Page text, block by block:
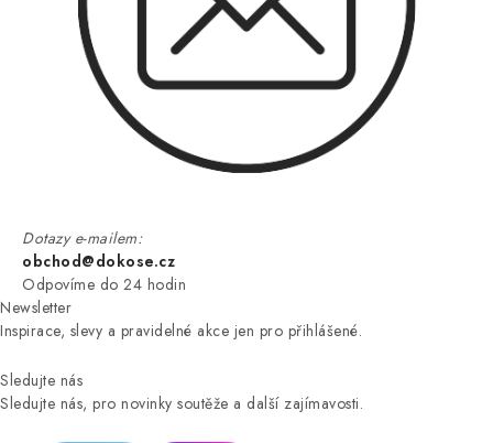
Dotazy e-mailem:
obchod@dokose.cz
Odpovíme do 24 hodin
Newsletter
Inspirace, slevy a pravidelné akce jen pro přihlášené.
Sledujte nás
Sledujte nás, pro novinky soutěže a další zajímavosti.